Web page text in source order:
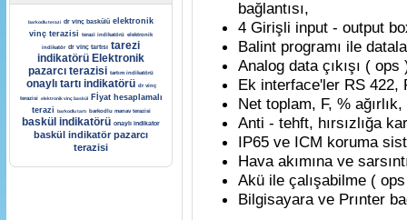
barkodlu terazi dr vinç baskülü elektronik
vinç terazisi
terazi indikatörü elektronik
indikatör dr vinç tartısı tarezi
indikatörü Elektronik
pazarcı terazisi tartım indikatörü
onaylı tartı indikatörü dr vinç
terazisi elektronik vinç baskül
Fİyat hesaplamalı
terazi
barkodlu tartı barkodlu manav terazisi
baskül indikatörü onaylı indikator
baskül indikatör pazarcı
terazisi
bağlantısı,
4 Girişli input - output
Balint programı ile
Analog data çıkışı ( ops
Ek interface'ler RS 422,
Net toplam, F, %
Anti - tehft, hırsızlığa
IP65 ve ICM koruma
Hava akımına ve
Akü ile çalışabilme (
Bilgisayara ve Prınter